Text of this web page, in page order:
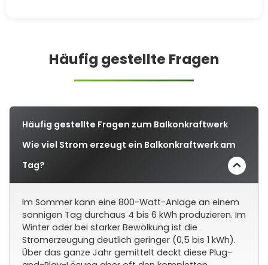
Häufig gestellte Fragen
Häufig gestellte Fragen zum Balkonkraftwerk
Wie viel Strom erzeugt ein Balkonkraftwerk am
Tag?
Im Sommer kann eine 800-Watt-Anlage an einem
sonnigen Tag durchaus 4 bis 6 kWh produzieren. Im
Winter oder bei starker Bewölkung ist die
Stromerzeugung deutlich geringer (0,5 bis 1 kWh).
Über das ganze Jahr gemittelt deckt diese Plug-